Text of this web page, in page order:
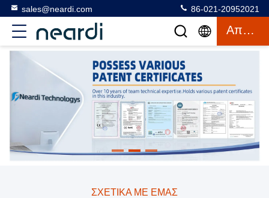
sales@neardi.com 86-021-20952021
Απόσπασμα
ΣΧΕΤΙΚΆ ΜΕ ΕΜΆΣ